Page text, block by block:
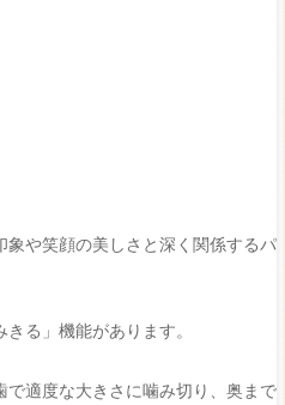
や笑顔の美しさと深く関係するパ
る」機能があります。
適度な大きさに噛み切り、奥まで